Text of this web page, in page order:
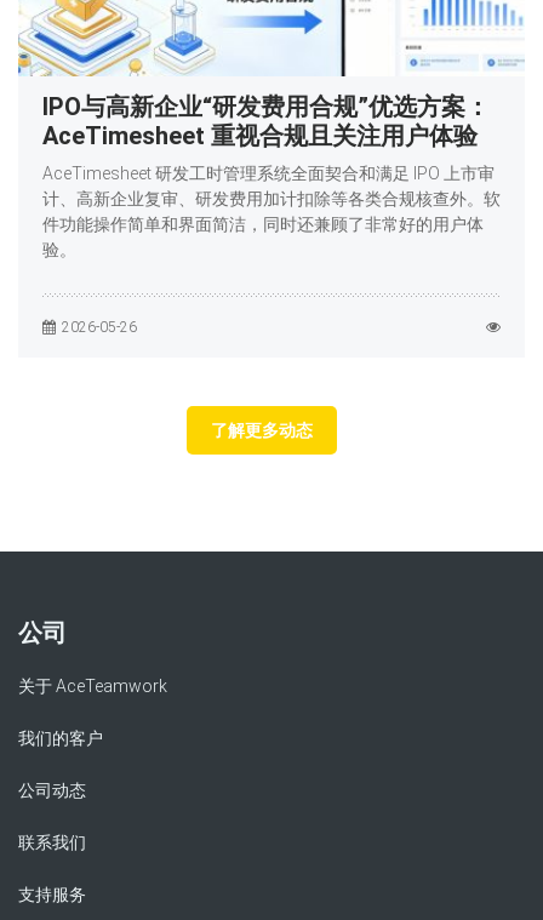
IPO与高新企业“研发费用合规”优选方案：
AceTimesheet 重视合规且关注用户体验
AceTimesheet 研发工时管理系统全面契合和满足 IPO 上市审
计、高新企业复审、研发费用加计扣除等各类合规核查外。软
件功能操作简单和界面简洁，同时还兼顾了非常好的用户体
验。
2026-05-26
了解更多动态
公司
关于 AceTeamwork
我们的客户
公司动态
联系我们
支持服务